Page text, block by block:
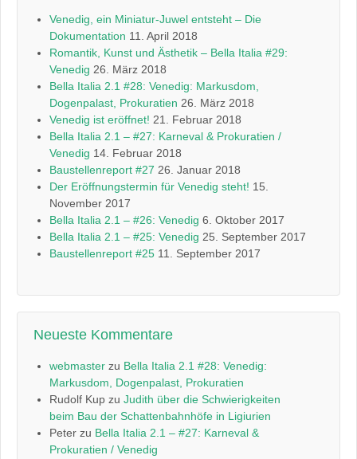
Venedig, ein Miniatur-Juwel entsteht – Die
Dokumentation 11. April 2018
Romantik, Kunst und Ästhetik – Bella Italia #29:
Venedig 26. März 2018
Bella Italia 2.1 #28: Venedig: Markusdom,
Dogenpalast, Prokuratien 26. März 2018
Venedig ist eröffnet! 21. Februar 2018
Bella Italia 2.1 – #27: Karneval & Prokuratien /
Venedig 14. Februar 2018
Baustellenreport #27 26. Januar 2018
Der Eröffnungstermin für Venedig steht! 15.
November 2017
Bella Italia 2.1 – #26: Venedig 6. Oktober 2017
Bella Italia 2.1 – #25: Venedig 25. September 2017
Baustellenreport #25 11. September 2017
Neueste Kommentare
webmaster zu Bella Italia 2.1 #28: Venedig:
Markusdom, Dogenpalast, Prokuratien
Rudolf Kup zu Judith über die Schwierigkeiten
beim Bau der Schattenbahnhöfe in Ligiurien
Peter zu Bella Italia 2.1 – #27: Karneval &
Prokuratien / Venedig